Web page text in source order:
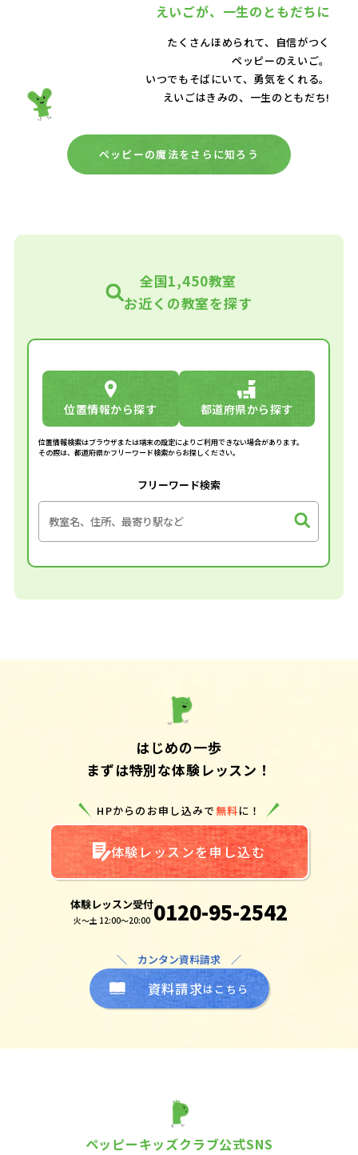
えいごが、 一生のともだちに
たくさんほめられて、自信がつく
ペッピーのえいご。
いつでもそばにいて、 勇気をくれる。
えいごはきみの、一生のともだち!
ペッピーの魔法をさらに知ろう
全国1,450教室
お近くの教室を探す
位置情報から探す 都道府県から探す
位置情報検索はブラウザまたは端末の設定によりご利用できない場合があります。
その際は、都道府県かフリーワード検索からお探しください。
フリーワード検索
はじめの一歩
まずは特別な体験レッスン！
HPからのお申し込みで無料に！
体験レッスンを申し込む
体験レッスン受付
火～土 12:00～20:00 0120-95-2542
＼ カンタン資料請求 ／
資料請求はこちら
ペッピーキッズクラブ公式SNS